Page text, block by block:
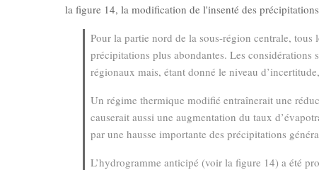
la figure 14, la modification de l'insenté des
Pour la partie nord de la sous-région centrale, tous
précipitations plus abondantes. Les considérations
régionaux mais, étant donné le niveau
Un régime thermique modiﬁé entraînerait une
causerait aussi une augmentation du taux
par une hausse importante des précipitations
L’hydrogramme anticipé (voir la ﬁgure 14) a été